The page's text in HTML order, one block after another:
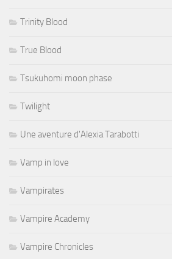
Trinity Blood
True Blood
Tsukuhomi moon phase
Twilight
Une aventure d'Alexia Tarabotti
Vamp in love
Vampirates
Vampire Academy
Vampire Chronicles